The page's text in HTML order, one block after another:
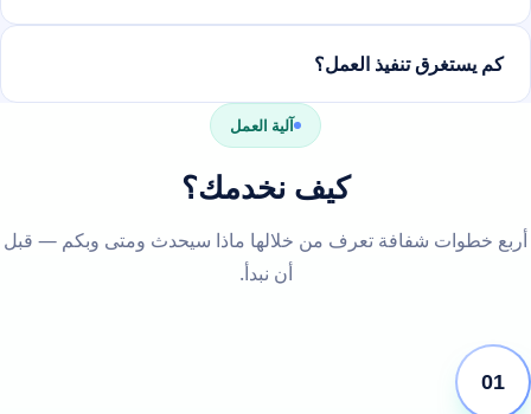
كم يستغرق تنفيذ العمل؟
آلية العمل
كيف نخدمك؟
أربع خطوات شفافة تعرف من خلالها ماذا سيحدث ومتى وبكم — قبل
أن نبدأ.
01